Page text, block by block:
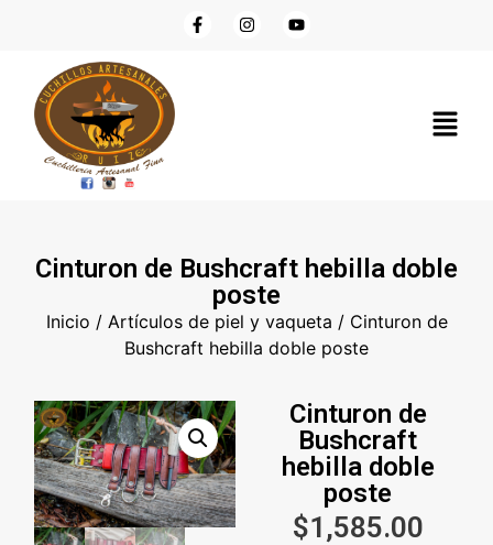
Cinturon de Bushcraft hebilla doble
poste
Inicio / Artículos de piel y vaqueta / Cinturon de
Bushcraft hebilla doble poste
Cinturon de
Bushcraft
hebilla doble
poste
$1,585.00